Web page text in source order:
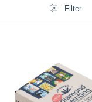
Filter